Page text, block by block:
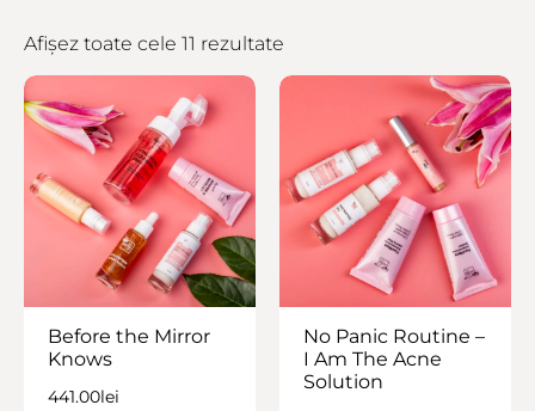
Afișez toate cele 11 rezultate
Before the Mirror
Knows
441.00lei
No Panic Routine –
I Am The Acne
Solution